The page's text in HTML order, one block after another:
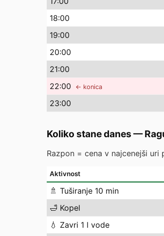
18:00
19:00
20:00
21:00
22:00 ← konica
23:00
Koliko stane danes —
Razpon = cena v najcenejši
Aktivnost
🚿 Tuširanje 10 min
🛁 Kopel
💧 Zavri 1 l vode